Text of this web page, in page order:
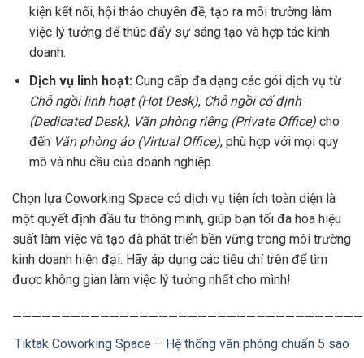
kiện kết nối, hội thảo chuyên đề, tạo ra môi trường làm
việc lý tưởng để thúc đẩy sự sáng tạo và hợp tác kinh
doanh.
Dịch vụ linh hoạt: Cung cấp đa dạng các gói dịch vụ từ
Chỗ ngồi linh hoạt (Hot Desk), Chỗ ngồi cố định
(Dedicated Desk), Văn phòng riêng (Private Office)cho
đến Văn phòng ảo (Virtual Office), phù hợp với mọi quy
mô và nhu cầu của doanh nghiệp.
Chọn lựa Coworking Space có dịch vụ tiện ích toàn diện là
một quyết định đầu tư thông minh, giúp bạn tối đa hóa hiệu
suất làm việc và tạo đà phát triển bền vững trong môi trường
kinh doanh hiện đại. Hãy áp dụng các tiêu chí trên để tìm
được không gian làm việc lý tưởng nhất cho mình!
Tiktak Coworking Space – Hệ thống văn phòng chuẩn 5 sao